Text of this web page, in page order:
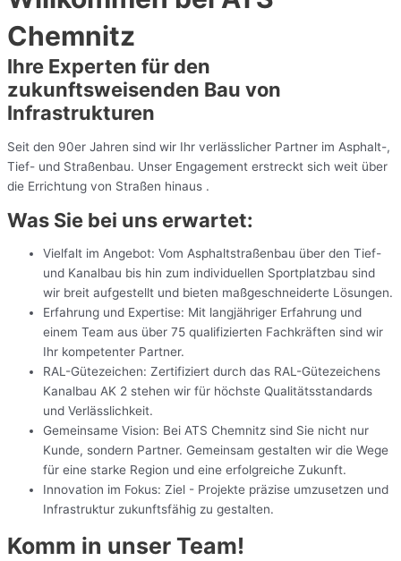
Chemnitz
Ihre Experten für den
zukunftsweisenden Bau von
Infrastrukturen
Seit den 90er Jahren sind wir Ihr verlässlicher Partner im Asphalt-,
Tief- und Straßenbau. Unser Engagement erstreckt sich weit über
die Errichtung von Straßen hinaus .
Was Sie bei uns erwartet:
Vielfalt im Angebot: Vom Asphaltstraßenbau über den Tief-
und Kanalbau bis hin zum individuellen Sportplatzbau sind
wir breit aufgestellt und bieten maßgeschneiderte Lösungen.
Erfahrung und Expertise: Mit langjähriger Erfahrung und
einem Team aus über 75 qualifizierten Fachkräften sind wir
Ihr kompetenter Partner.
RAL-Gütezeichen: Zertifiziert durch das RAL-Gütezeichens
Kanalbau AK 2 stehen wir für höchste Qualitätsstandards
und Verlässlichkeit.
Gemeinsame Vision: Bei ATS Chemnitz sind Sie nicht nur
Kunde, sondern Partner. Gemeinsam gestalten wir die Wege
für eine starke Region und eine erfolgreiche Zukunft.
Innovation im Fokus: Ziel - Projekte präzise umzusetzen und
Infrastruktur zukunftsfähig zu gestalten.
Komm in unser Team!